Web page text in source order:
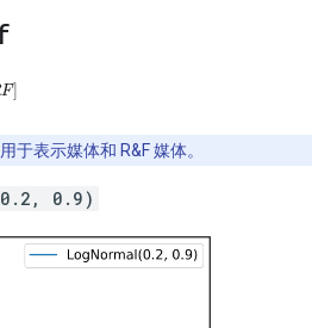
F]
于表示媒体和 R&F 媒体。
0.9)